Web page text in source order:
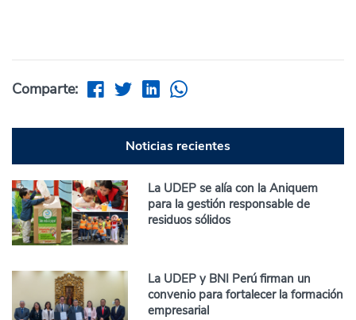
Comparte:
Noticias recientes
La UDEP se alía con la Aniquem
para la gestión responsable de
residuos sólidos
La UDEP y BNI Perú firman un
convenio para fortalecer la formación
empresarial